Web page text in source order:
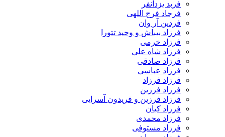
فربد یزدانفر
فرجاد فرج اللهی
فردین آر وان
فرزاد بیباش و وحید تتورا
فرزاد خرمی
فرزاد شاه علی
فرزاد صادقی
فرزاد عباسی
فرزاد فرزاد
فرزاد فرزین
فرزاد فرزین و فریدون آسرایی
فرزاد کیان
فرزاد محمدی
فرزاد مستوفی